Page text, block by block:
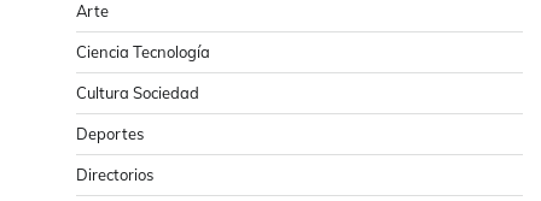
Arte
Ciencia Tecnología
Cultura Sociedad
Deportes
Directorios